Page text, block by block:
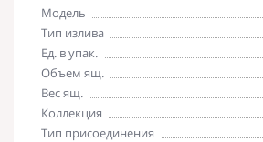
Модель
Тип излива
Ед. в упак.
Объем ящ.
Вес ящ.
Коллекция
Тип присоединения